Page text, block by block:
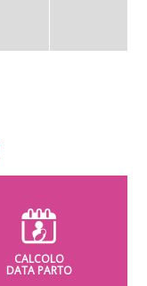
CALCOLO
DATA PARTO